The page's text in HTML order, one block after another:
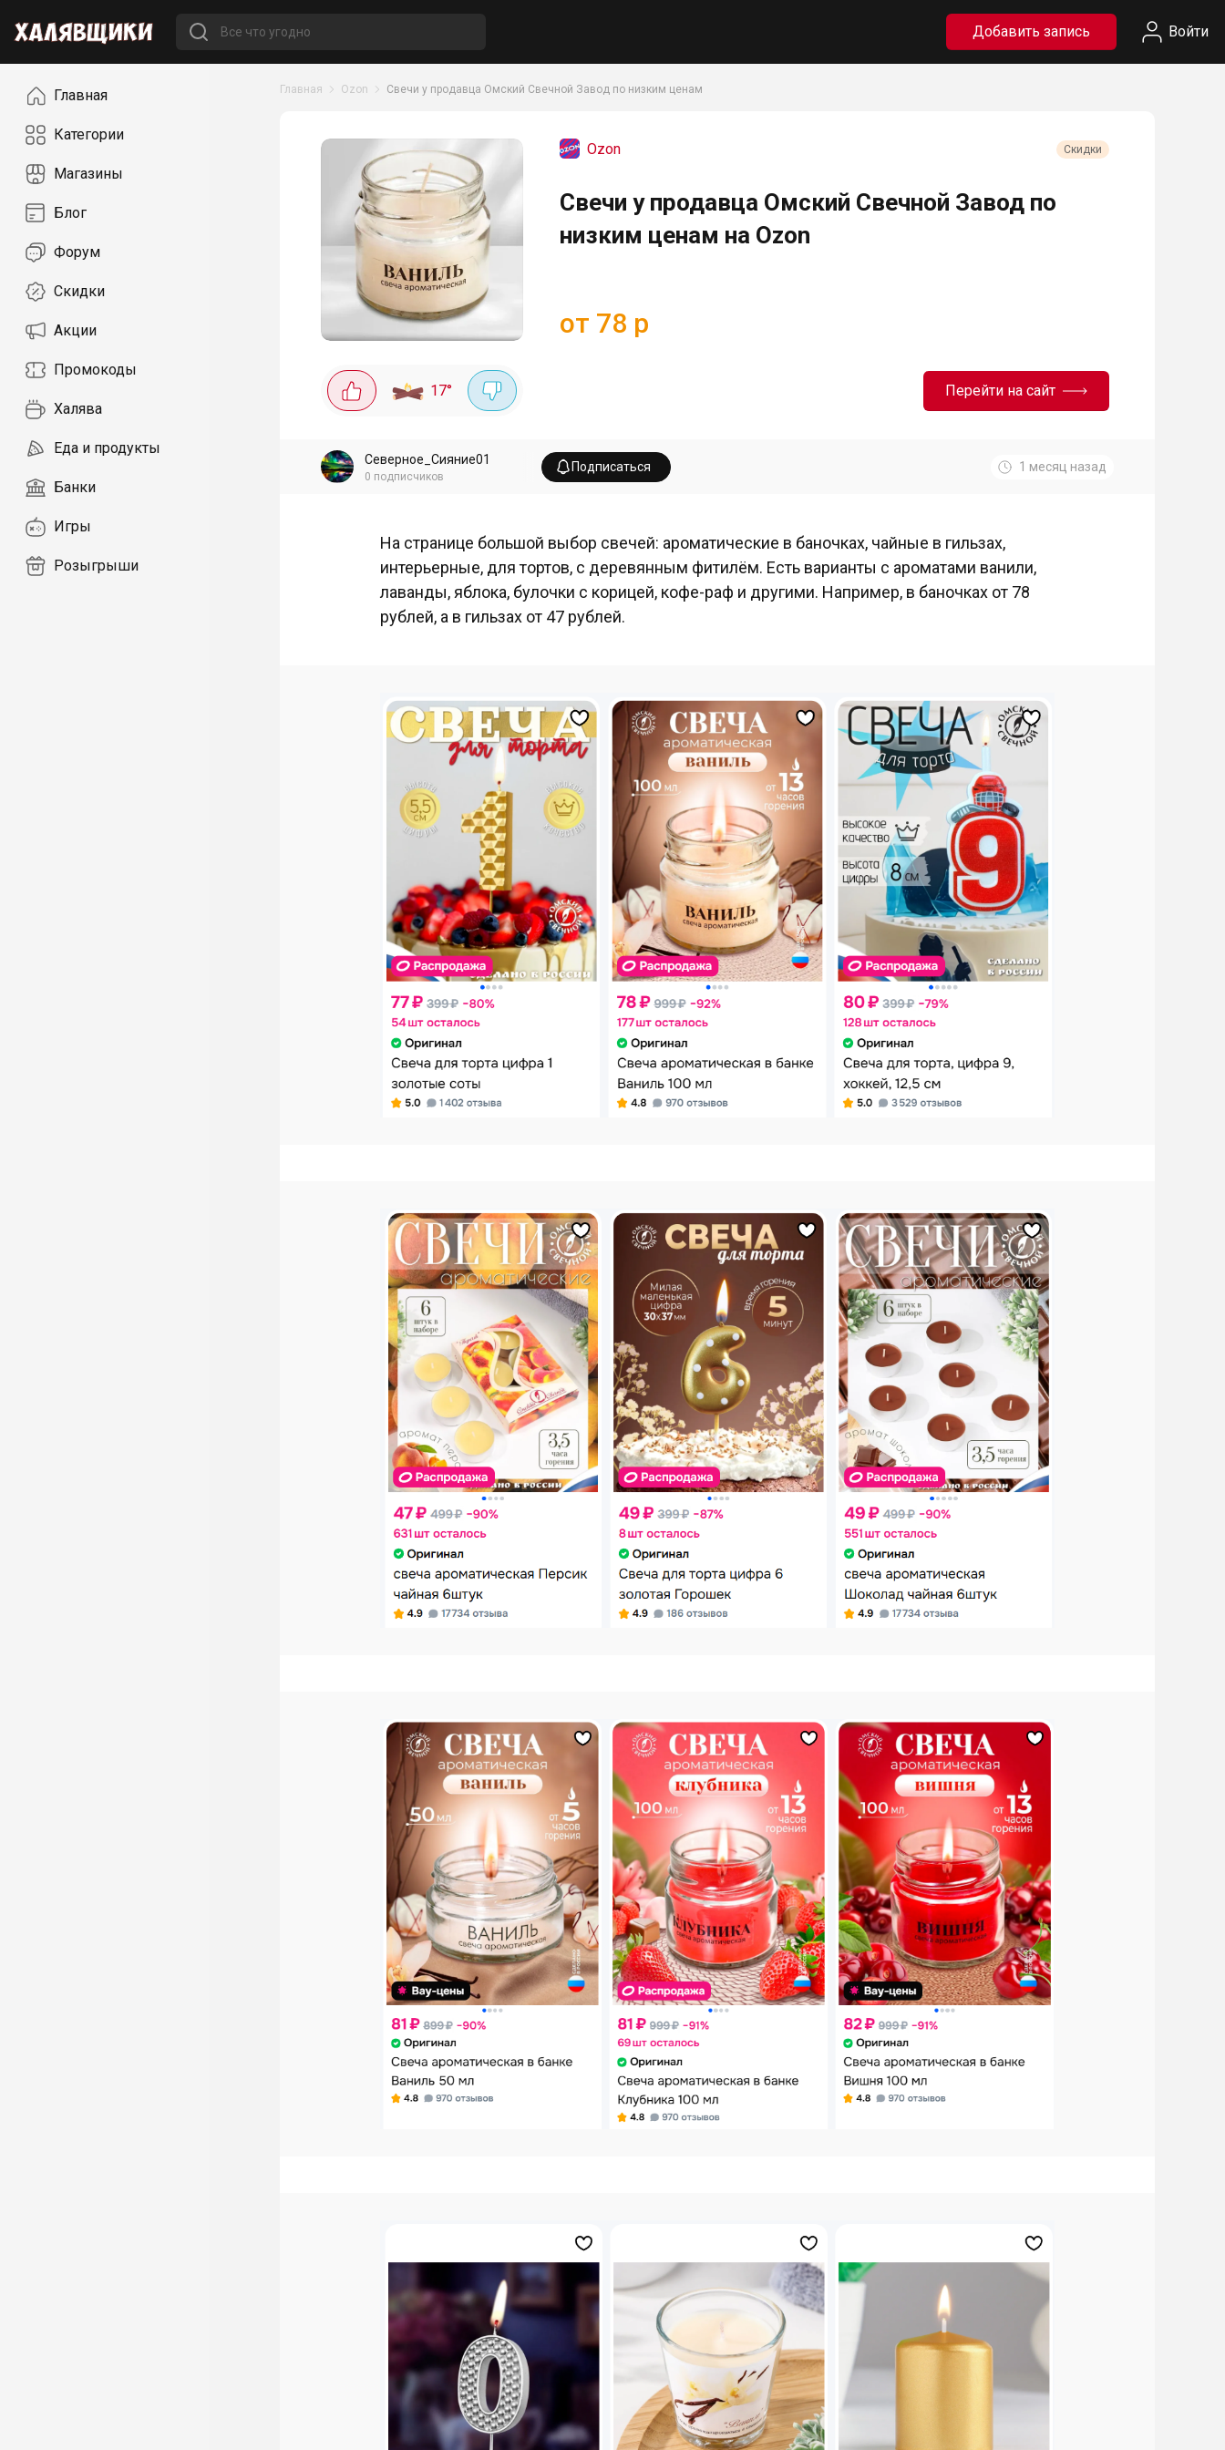
Добавить запись Войти
НавигацияГлавная
Категории
Магазины
Блог
Форум
Скидки
Акции
Промокоды
Халява
Еда и продукты
Банки
Игры
Розыгрыши
Главная Ozon Свечи у продавца Омский Свечной Завод по низким ценам
Ozon Скидки
Свечи у продавца Омский Свечной Завод по
низким ценам на Ozon
от 78 р
17° Перейти на сайт
Северное_Сияние01
0 подписчиков
Подписаться 1 месяц назад
На странице большой выбор свечей: ароматические в баночках, чайные в гильзах,
интерьерные, для тортов, с деревянным фитилём. Есть варианты с ароматами ванили,
лаванды, яблока, булочки с корицей, кофе-раф и другими. Например, в баночках от 78
рублей, а в гильзах от 47 рублей.